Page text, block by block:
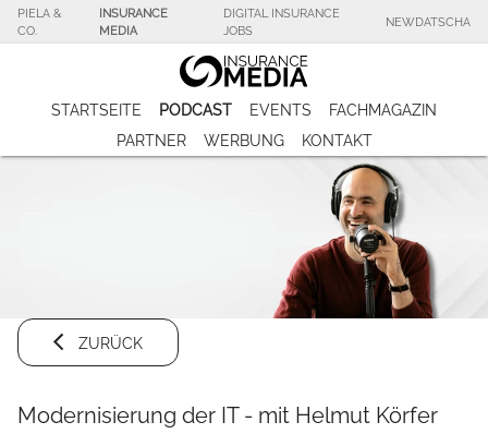
PIELA &
CO.
INSURANCE
MEDIA
DIGITAL INSURANCE
JOBS
NEWDATSCHA
STARTSEITE PODCAST EVENTS
FACHMAGAZIN
PARTNER
WERBUNG KONTAKT
ZURÜCK
Modernisierung der IT - mit Helmut Körfer